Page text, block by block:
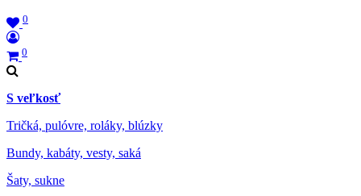
0
0
S veľkosť
Tričká, pulóvre, roláky, blúzky
Bundy, kabáty, vesty, saká
Šaty, sukne